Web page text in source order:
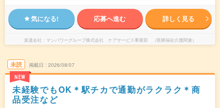
気になる! 応募へ進む 詳しく見る
派遣会社 マンパワーグループ株式会社 ケアサービス事業部 （医療福祉介護関連）
未読
NEW
掲載日 2026/08/07
未経験でもOK＊駅チカで通勤がラクラク＊商
品受注など